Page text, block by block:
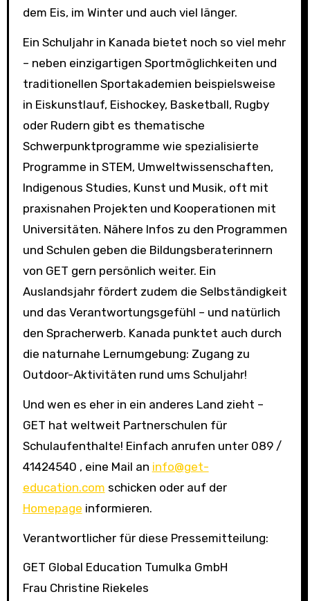
dem Eis, im Winter und auch viel länger.
Ein Schuljahr in Kanada bietet noch so viel mehr
– neben einzigartigen Sportmöglichkeiten und
traditionellen Sportakademien beispielsweise
in Eiskunstlauf, Eishockey, Basketball, Rugby
oder Rudern gibt es thematische
Schwerpunktprogramme wie spezialisierte
Programme in STEM, Umweltwissenschaften,
Indigenous Studies, Kunst und Musik, oft mit
praxisnahen Projekten und Kooperationen mit
Universitäten. Nähere Infos zu den Programmen
und Schulen geben die Bildungsberaterinnern
von GET gern persönlich weiter. Ein
Auslandsjahr fördert zudem die Selbständigkeit
und das Verantwortungsgefühl – und natürlich
den Spracherwerb. Kanada punktet auch durch
die naturnahe Lernumgebung: Zugang zu
Outdoor-Aktivitäten rund ums Schuljahr!
Und wen es eher in ein anderes Land zieht –
GET hat weltweit Partnerschulen für
Schulaufenthalte! Einfach anrufen unter 089 /
41424540 , eine Mail an info@get-
education.com schicken oder auf der
Homepage informieren.
Verantwortlicher für diese Pressemitteilung:
GET Global Education Tumulka GmbH
Frau Christine Riekeles